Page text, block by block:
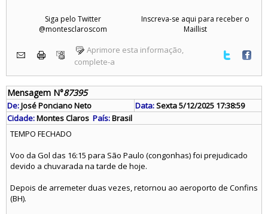
Siga pelo Twitter
@montesclaroscom
Inscreva-se aqui para receber o
Maillist
Aprimore esta informação,
complete-a
Mensagem N°87395
De:José Ponciano Neto Data:Sexta 5/12/2025 17:38:59
Cidade:Montes Claros País:Brasil
TEMPO FECHADO
Voo da Gol das 16:15 para São Paulo (congonhas) foi prejudicado
devido a chuvarada na tarde de hoje.
Depois de arremeter duas vezes, retornou ao aeroporto de Confins
(BH).